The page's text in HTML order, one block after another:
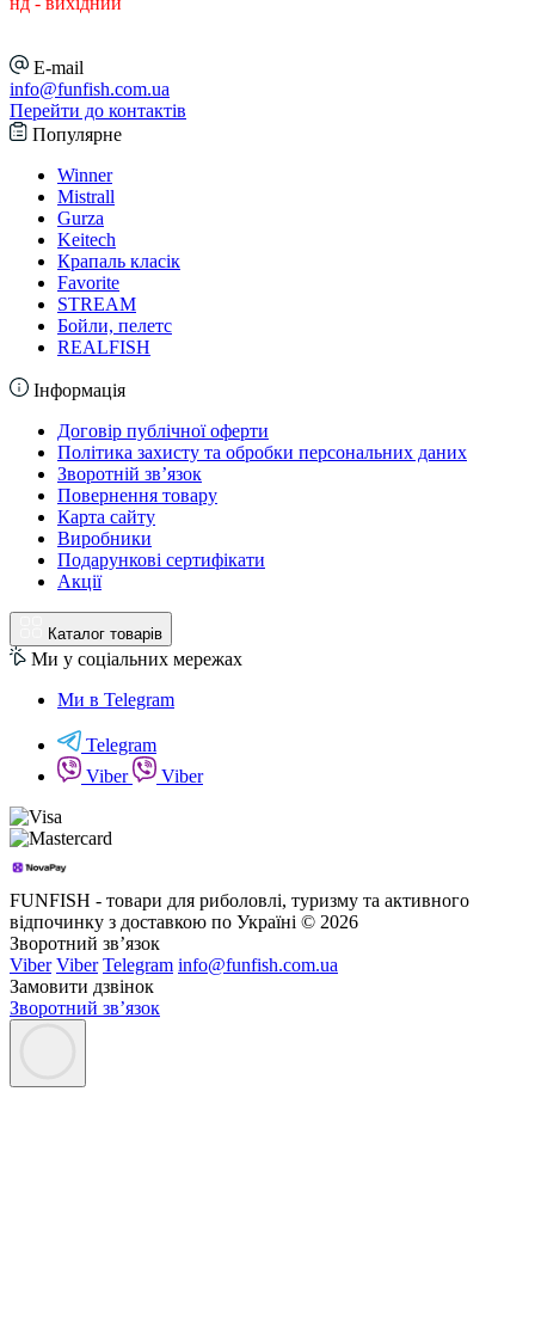
E-mail
info@funfish.com.ua
Перейти до контактів
Популярне
Winner
Mistrall
Gurza
Keitech
Крапаль класік
Favorite
STREAM
Бойли, пелетс
REALFISH
Інформація
Договір публічної оферти
Політика захисту та обробки персональних даних
Зворотній зв’язок
Повернення товару
Карта сайту
Виробники
Подарункові сертифікати
Акції
Каталог товарів
Ми у соціальних мережах
Ми в Telegram
Telegram
Viber
Viber
FUNFISH - товари для риболовлі, туризму та активного
відпочинку з доставкою по Україні © 2026
Зворотний зв’язок
Viber Viber Telegram info@funfish.com.ua
Замовити дзвінок
Зворотний зв’язок